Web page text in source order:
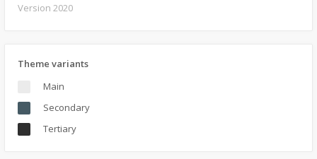
Version 2020
Theme variants
Main
Secondary
Tertiary